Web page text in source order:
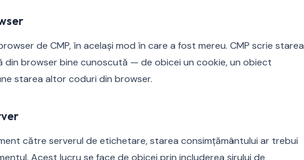
de CMP, în același mod în care a fost mereu. CMP scrie starea
din browser bine cunoscută — de obicei un cookie, un obiect
starea altor coduri din browser.
către serverul de etichetare, starea consimțământului ar trebui
Acest lucru se face de obicei prin includerea șirului de